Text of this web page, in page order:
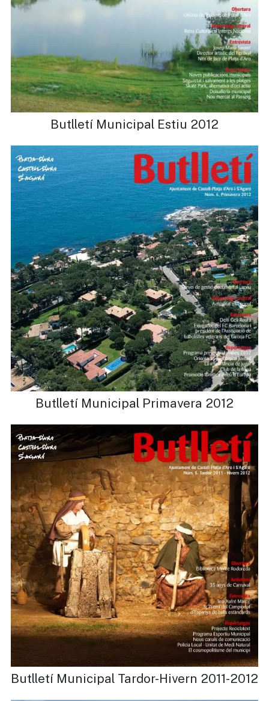
Butlletí Municipal Estiu 2012
Butlletí Municipal Primavera 2012
Butlletí Municipal Tardor-Hivern 2011-2012